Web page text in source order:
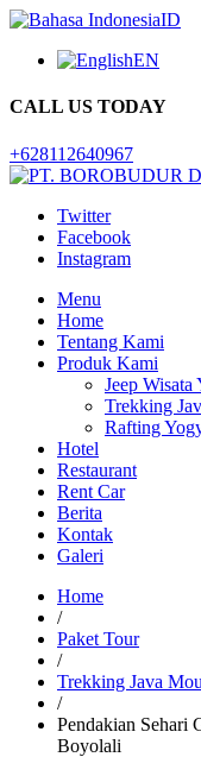
ID
EN
CALL US TODAY
+628112640967
Twitter
Facebook
Instagram
Menu
Home
Tentang Kami
Produk Kami
Jeep Wisata
Trekking
Rafting
Hotel
Restaurant
Rent Car
Berita
Kontak
Galeri
Home
/
Paket Tour
/
Trekking Java
/
Pendakian Sehari
Boyolali